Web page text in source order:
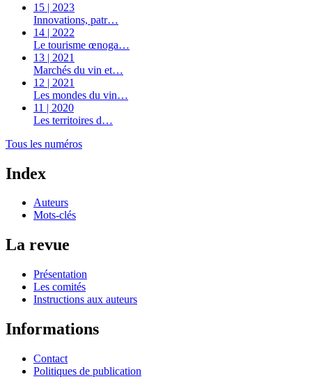
15 | 2023
Innovations, patr…
14 | 2022
Le tourisme œnoga…
13 | 2021
Marchés du vin et…
12 | 2021
Les mondes du vin…
11 | 2020
Les territoires d…
Tous les numéros
Index
Auteurs
Mots-clés
La revue
Présentation
Les comités
Instructions aux auteurs
Informations
Contact
Politiques de publication